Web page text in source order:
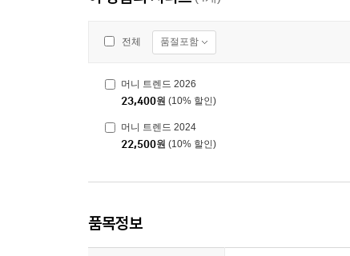
전체 품절포함
머니 트렌드 2026
23,400원 (10% 할인)
머니 트렌드 2024
22,500원 (10% 할인)
품목정보